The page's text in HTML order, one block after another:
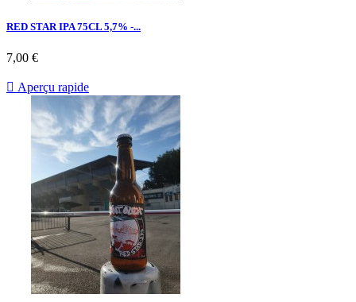
RED STAR IPA 75CL 5,7% -...
7,00 €
 Aperçu rapide